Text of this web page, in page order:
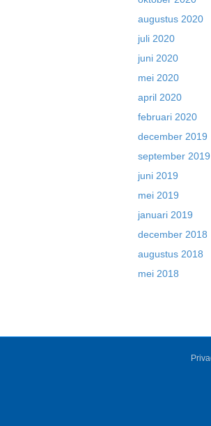
augustus 2020
juli 2020
juni 2020
mei 2020
april 2020
februari 2020
december 2019
september 2019
juni 2019
mei 2019
januari 2019
december 2018
augustus 2018
mei 2018